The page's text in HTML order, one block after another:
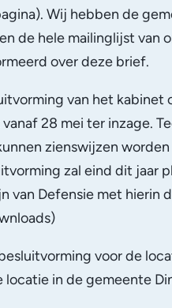
Wij hebben de
de hele mailinglijst van
over deze brief.
van het kabinet
28 mei ter inzage.
zienswijzen
zal eind dit jaar
van Defensie met hierin
voor de
locatie in de gemeente